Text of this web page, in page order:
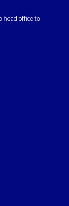
head office to